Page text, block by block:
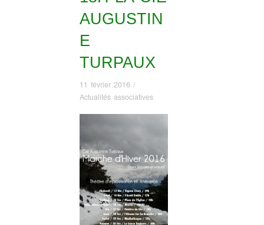
AUGUSTIN
E
TURPAUX
11 février 2016 /
Actualités associatives